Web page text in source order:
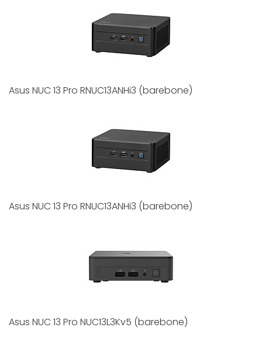
Asus NUC 13 Pro RNUC13ANHi3 (barebone)
Asus NUC 13 Pro RNUC13ANHi3 (barebone)
Asus NUC 13 Pro NUC13L3Kv5 (barebone)